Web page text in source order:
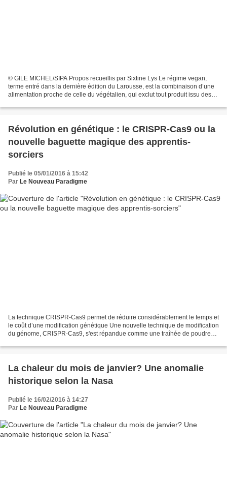
© GILE MICHEL/SIPA Propos recueillis par Sixtine Lys Le régime vegan,
terme entré dans la dernière édition du Larousse, est la combinaison d’une
alimentation proche de celle du végétalien, qui exclut tout produit issu des
Révolution en génétique : le CRISPR-Cas9 ou la
nouvelle baguette magique des apprentis-
sorciers
Publié le 05/01/2016 à 15:42
Par Le Nouveau Paradigme
La technique CRISPR-Cas9 permet de réduire considérablement le temps et
le coût d’une modification génétique Une nouvelle technique de modification
du génome, CRISPR-Cas9, s'est répandue comme une traînée de poudre
La chaleur du mois de janvier? Une anomalie
historique selon la Nasa
Publié le 16/02/2016 à 14:27
Par Le Nouveau Paradigme